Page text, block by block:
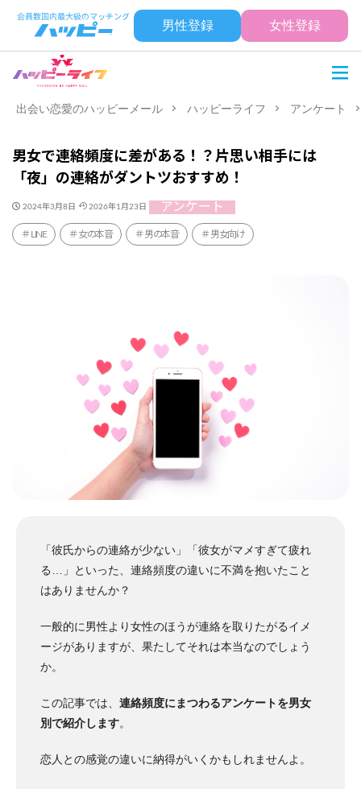
男性登録 女性登録
出会い恋愛のハッピーメール ハッピーライフ アンケート
男女で連絡頻度に差がある！？片思い相手には
「夜」の連絡がダントツおすすめ！
2024年3月8日 2026年1月23日 アンケート
LINE 女の本音 男の本音 男女向け
「彼氏からの連絡が少ない」「彼女がマメすぎて疲れ
る…」といった、連絡頻度の違いに不満を抱いたこと
はありませんか？
一般的に男性より女性のほうが連絡を取りたがるイメ
ージがありますが、果たしてそれは本当なのでしょう
か。
この記事では、 連絡頻度にまつわるアンケートを男女
別で紹介します。
恋人との感覚の違いに納得がいくかもしれませんよ。